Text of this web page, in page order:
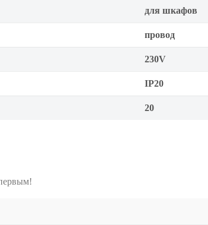
для шкафов
провод
230V
IP20
20